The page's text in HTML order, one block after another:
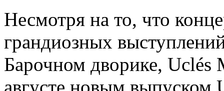
Несмотря на то, что
грандиозных
Барочном дворике, Uclés
августе новым выпуском